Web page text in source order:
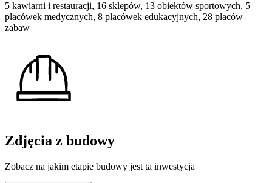
5 kawiarni i restauracji, 16 sklepów, 13 obiektów sportowych, 5
placówek medycznych, 8 placówek edukacyjnych, 28 placów
zabaw
Zdjęcia z budowy
Zobacz na jakim etapie budowy jest ta inwestycja